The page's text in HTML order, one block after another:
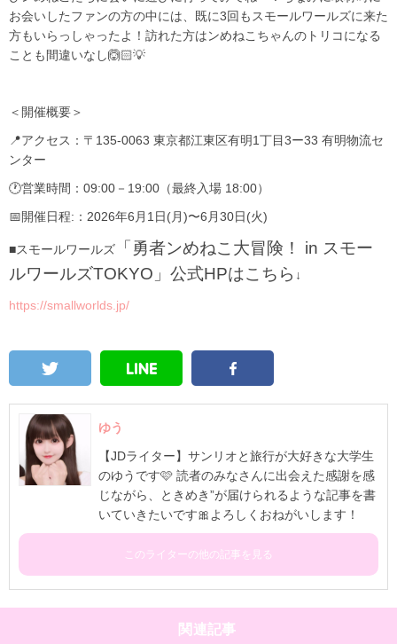
お会いしたファンの方の中には、既に3回もスモールワールズに来た
方もいらっしゃったよ！訪れた方はンめねこちゃんのトリコになる
ことも間違いなし🙆🏻💡
＜開催概要＞
📍アクセス：〒135-0063 東京都江東区有明1丁目3ー33 有明物流セ
ンター
🕐営業時間：09:00－19:00（最終入場 18:00）
📅開催日程:：2026年6月1日(月)〜6月30日(火)
■スモールワールズ
「勇者ンめねこ大冒険！ in スモー
ルワールズTOKYO」公式HPはこちら ↓
https://smallworlds.jp/
ゆう
【JDライター】サンリオと旅行が大好きな大学生
のゆうです🩷 読者のみなさんに出会えた感謝を感
じながら、ときめき”が届けられるような記事を書
いていきたいです🎀よろしくおねがいします！
このライターの他の記事を見る
関連記事